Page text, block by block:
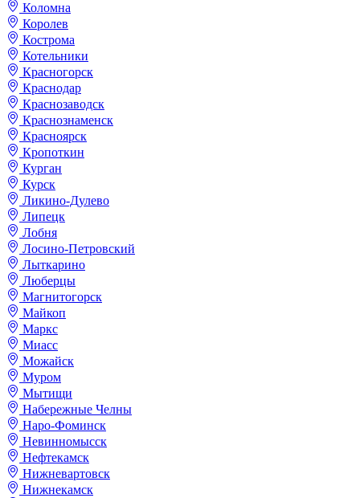
Коломна
Королев
Кострома
Котельники
Красногорск
Краснодар
Краснозаводск
Краснознаменск
Красноярск
Кропоткин
Курган
Курск
Ликино-Дулево
Липецк
Лобня
Лосино-Петровский
Лыткарино
Люберцы
Магнитогорск
Майкоп
Маркс
Миасс
Можайск
Муром
Мытищи
Набережные Челны
Наро-Фоминск
Невинномысск
Нефтекамск
Нижневартовск
Нижнекамск